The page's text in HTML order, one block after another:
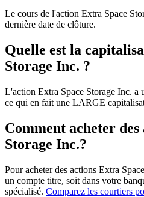
Le cours de l'action Extra Space
dernière date de clôture.
Quelle est la
Storage Inc. ?
L'action Extra Space Storage Inc. a
ce qui en fait une LARGE
Comment acheter
Storage Inc.?
Pour acheter des actions Extra
un compte titre, soit dans votre
spécialisé. Comparez les courtiers